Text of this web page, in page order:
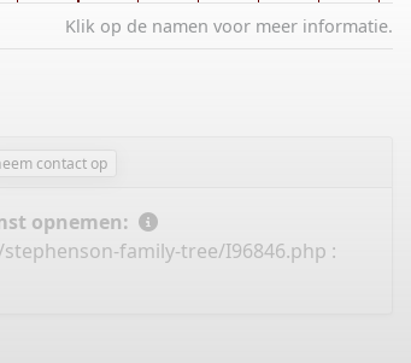
Klik op de namen voor meer informatie.
contact op
opnemen:
family-tree/I96846.php :